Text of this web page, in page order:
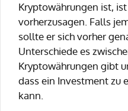
Kryptowährungen ist,
vorherzusagen. Falls
sollte er sich vorher
Unterschiede es
Kryptowährungen gibt
dass ein Investment zu
kann.